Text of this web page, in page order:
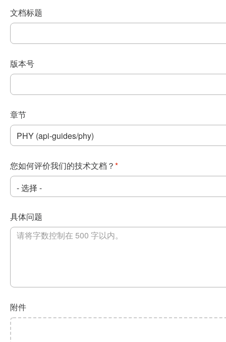
文档标题
版本号
章节
您如何评价我们的技术文档？ *
具体问题
附件